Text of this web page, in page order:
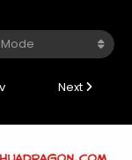
Next